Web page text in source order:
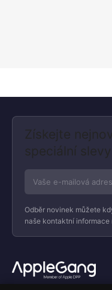
Získejte
speciální slevy
Odběr novinek můžete
naše kontaktní